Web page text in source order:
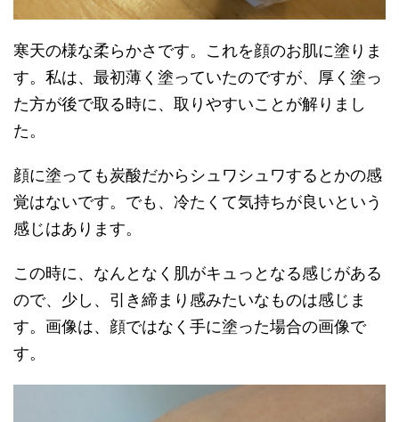
寒天の様な柔らかさです。これを顔のお肌に塗りま
す。私は、最初薄く塗っていたのですが、厚く塗っ
た方が後で取る時に、取りやすいことが解りまし
た。
顔に塗っても炭酸だからシュワシュワするとかの感
覚はないです。でも、冷たくて気持ちが良いという
感じはあります。
この時に、なんとなく肌がキュっとなる感じがある
ので、少し、引き締まり感みたいなものは感じま
す。画像は、顔ではなく手に塗った場合の画像で
す。